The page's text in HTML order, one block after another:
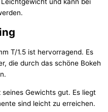
T/1.5 ist hervorragend. Es
die durch das schöne Bokeh
Gewichts gut. Es liegt
sind leicht zu erreichen.